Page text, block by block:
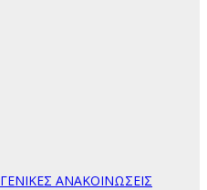
ΓΕΝΙΚΕΣ ΑΝΑΚΟΙΝΩΣΕΙΣ